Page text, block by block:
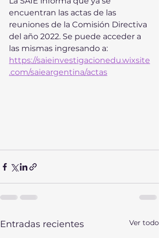
encuentran las actas de las
reuniones de la Comisión Directiva
del año 2022. Se puede acceder a
las mismas ingresando a:
https://saieinvestigacionedu.wixsite
.com/saieargentina/actas
Entradas recientes Ver todo